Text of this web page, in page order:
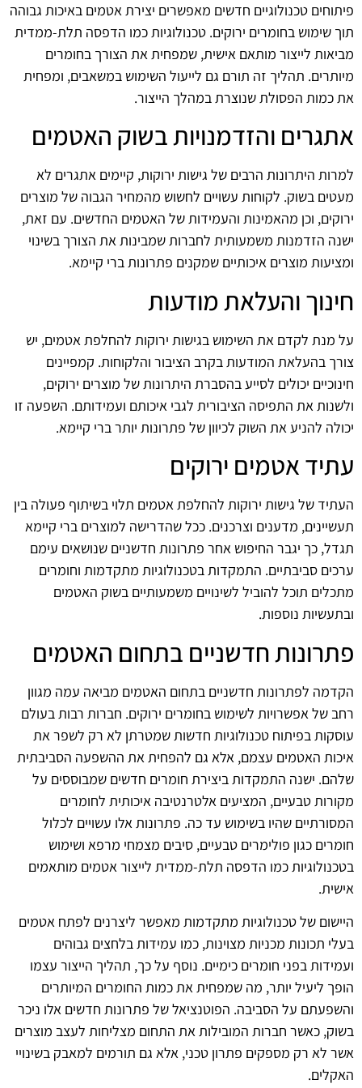
פיתוחים טכנולוגיים חדשים מאפשרים יצירת אטמים באיכות גבוהה
תוך שימוש בחומרים ירוקים. טכנולוגיות כמו הדפסה תלת-ממדית
מביאות לייצור מותאם אישית, שמפחית את הצורך בחומרים
מיותרים. תהליך זה תורם גם לייעול השימוש במשאבים, ומפחית
את כמות הפסולת שנוצרת במהלך הייצור.
אתגרים והזדמנויות בשוק האטמים
למרות היתרונות הרבים של גישות ירוקות, קיימים אתגרים לא
מעטים בשוק. לקוחות עשויים לחשוש מהמחיר הגבוה של מוצרים
ירוקים, וכן מהאמינות והעמידות של האטמים החדשים. עם זאת,
ישנה הזדמנות משמעותית לחברות שמבינות את הצורך בשינוי
ומציעות מוצרים איכותיים שמקנים פתרונות ברי קיימא.
חינוך והעלאת מודעות
על מנת לקדם את השימוש בגישות ירוקות להחלפת אטמים, יש
צורך בהעלאת המודעות בקרב הציבור והלקוחות. קמפיינים
חינוכיים יכולים לסייע בהסברת היתרונות של מוצרים ירוקים,
ולשנות את התפיסה הציבורית לגבי איכותם ועמידותם. השפעה זו
יכולה להניע את השוק לכיוון של פתרונות יותר ברי קיימא.
עתיד אטמים ירוקים
העתיד של גישות ירוקות להחלפת אטמים תלוי בשיתוף פעולה בין
תעשיינים, מדענים וצרכנים. ככל שהדרישה למוצרים ברי קיימא
תגדל, כך יגבר החיפוש אחר פתרונות חדשניים שנושאים עימם
ערכים סביבתיים. התמקדות בטכנולוגיות מתקדמות וחומרים
מתכלים תוכל להוביל לשינויים משמעותיים בשוק האטמים
ובתעשיות נוספות.
פתרונות חדשניים בתחום האטמים
הקדמה לפתרונות חדשניים בתחום האטמים מביאה עמה מגוון
רחב של אפשרויות לשימוש בחומרים ירוקים. חברות רבות בעולם
עוסקות בפיתוח טכנולוגיות חדשות שמטרתן לא רק לשפר את
איכות האטמים עצמם, אלא גם להפחית את ההשפעה הסביבתית
שלהם. ישנה התמקדות ביצירת חומרים חדשים שמבוססים על
מקורות טבעיים, המציעים אלטרנטיבה איכותית לחומרים
המסורתיים שהיו בשימוש עד כה. פתרונות אלו עשויים לכלול
חומרים כגון פולימרים טבעיים, סיבים מצמחי מרפא ושימוש
בטכנולוגיות כמו הדפסה תלת-ממדית לייצור אטמים מותאמים
אישית.
היישום של טכנולוגיות מתקדמות מאפשר ליצרנים לפתח אטמים
בעלי תכונות מכניות מצוינות, כמו עמידות בלחצים גבוהים
ועמידות בפני חומרים כימיים. נוסף על כך, תהליך הייצור עצמו
הופך ליעיל יותר, מה שמפחית את כמות החומרים המיותרים
והשפעתם על הסביבה. הפוטנציאל של פתרונות חדשים אלו ניכר
בשוק, כאשר חברות המובילות את התחום מצליחות לעצב מוצרים
אשר לא רק מספקים פתרון טכני, אלא גם תורמים למאבק בשינויי
האקלים.